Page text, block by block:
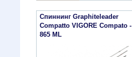
Спиннинг Graphiteleader
Compatto VIGORE Compato -
865 ML